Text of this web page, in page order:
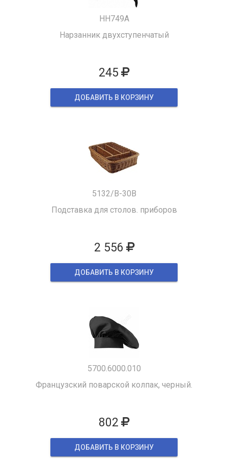
HH749A
Нарзанник двухступенчатый
245
ДОБАВИТЬ В КОРЗИНУ
5132/B-30B
Подставка для столов. приборов
2 556
ДОБАВИТЬ В КОРЗИНУ
5700.6000.010
Французский поварской колпак, черный.
802
ДОБАВИТЬ В КОРЗИНУ